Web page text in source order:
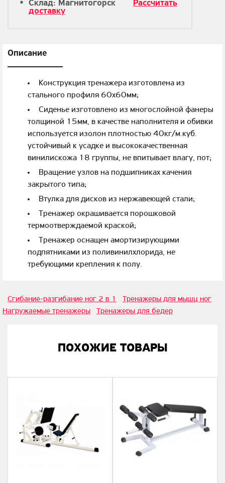
Склад: Магнитогорск
Рассчитать
доставку
Описание
Конструкция тренажера изготовлена из
стального профиля 60х60мм;
Сиденье изготовлено из многослойной фанеры
толщиной 15мм, в качестве наполнителя и обивки
используется изолон плотностью 40кг/м.куб.
устойчивый к усадке и высококачественная
винилискожа 18 группы, не впитывает влагу, пот;
Вращение узлов на подшипниках качения
закрытого типа;
Втулка для дисков из нержавеющей стали;
Тренажер окрашивается порошковой
термоотверждаемой краской;
Тренажер оснащен амортизирующими
подпятниками из поливинилхлорида, не
требующими крепления к полу.
Сгибание-разгибание ног 2 в 1
Тренажеры для мышц ног
Нагружаемые тренажеры
Тренажеры для бедер
ПОХОЖИЕ ТОВАРЫ